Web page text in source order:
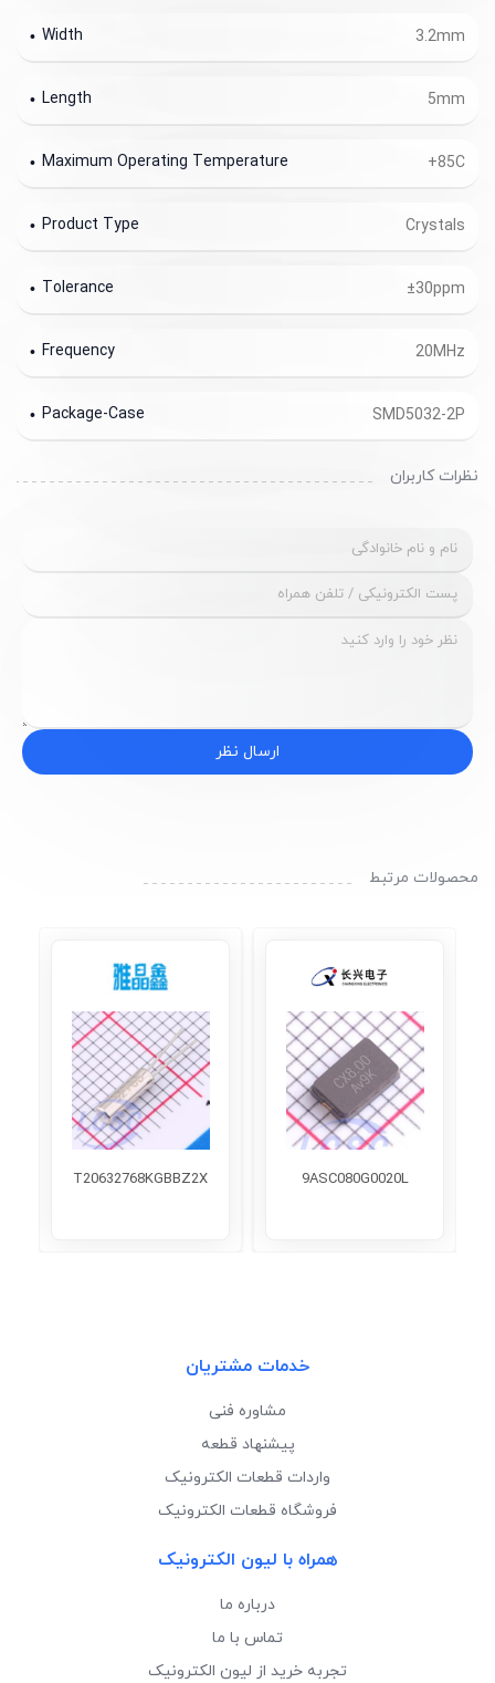
3.2mm
Width
5mm
Length
+85C
Maximum Operating Temperature
Crystals
Product Type
±30ppm
Tolerance
20MHz
Frequency
SMD5032-2P
Package-Case
نظرات کاربران
ارسال نظر
محصولات مرتبط
9ASC080G0020L
T20632768KGBBZ2X
خدمات مشتریان
مشاوره فنی
پیشنهاد قطعه
واردات قطعات الکترونیک
فروشگاه قطعات الکترونیک
همراه با لیون الکترونیک
درباره ما
تماس با ما
تجربه خرید از لیون الکترونیک